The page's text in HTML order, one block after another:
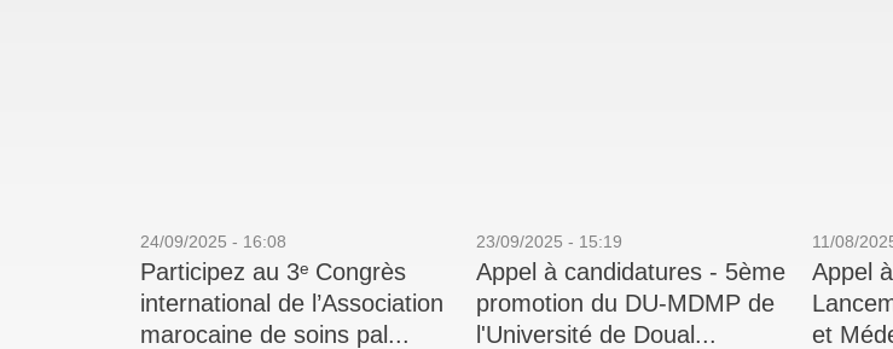
24/09/2025 - 16:08
Participez au 3ᵉ Congrès
international de l’Association
marocaine de soins pal...
23/09/2025 - 15:19
Appel à candidatures - 5ème
promotion du DU-MDMP de
l'Université de Doual...
11/08/
Appel
et